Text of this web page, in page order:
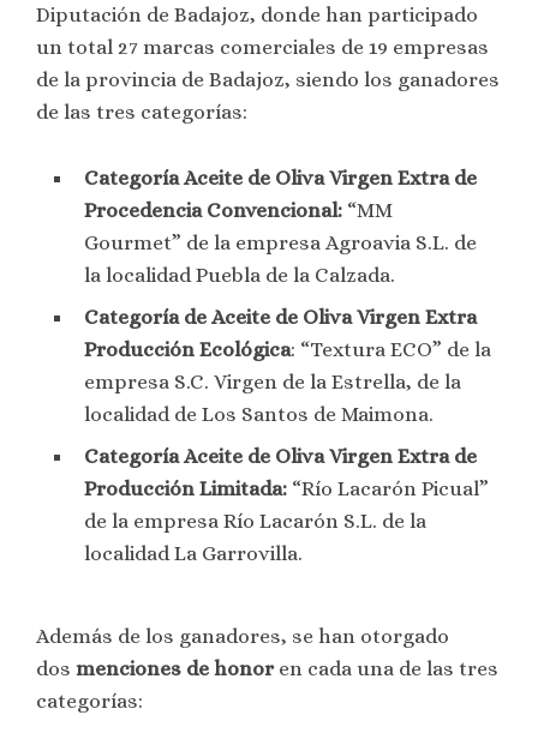
Diputación de Badajoz, donde han participado
un total 27 marcas comerciales de 19 empresas
de la provincia de Badajoz, siendo los ganadores
de las tres categorías:
Categoría Aceite de Oliva Virgen Extra de
Procedencia Convencional: “MM
Gourmet” de la empresa Agroavia S.L. de
la localidad Puebla de la Calzada.
Categoría de Aceite de Oliva Virgen Extra
Producción Ecológica: “Textura ECO” de la
empresa S.C. Virgen de la Estrella, de la
localidad de Los Santos de Maimona.
Categoría Aceite de Oliva Virgen Extra de
Producción Limitada: “Río Lacarón Picual”
de la empresa Río Lacarón S.L. de la
localidad La Garrovilla.
Además de los ganadores, se han otorgado
dos menciones de honoren cada una de las tres
categorías: